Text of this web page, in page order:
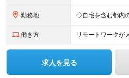
勤務地
働き方 リモートワークが
求人を見る